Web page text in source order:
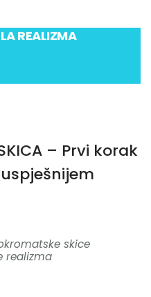
REALIZMA
– Prvi korak
skice
realizma